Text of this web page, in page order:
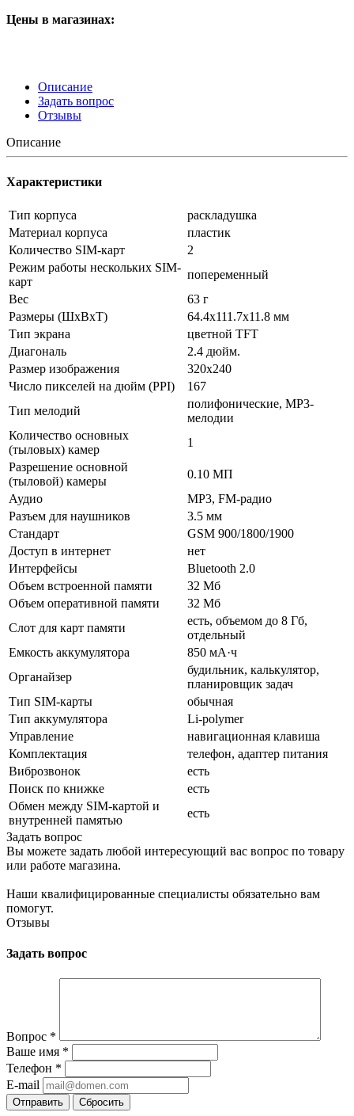
Цены в магазинах:
Описание
Задать вопрос
Отзывы
Описание
Характеристики
Тип корпуса
раскладушка
Материал корпуса
пластик
Количество SIM-карт
2
Режим работы нескольких SIM-
карт
попеременный
Вес
63 г
Размеры (ШxВxТ)
64.4x111.7x11.8 мм
Тип экрана
цветной TFT
Диагональ
2.4 дюйм.
Размер изображения
320x240
Число пикселей на дюйм (PPI)
167
Тип мелодий
полифонические, MP3-
мелодии
Количество основных
(тыловых) камер
1
Разрешение основной
(тыловой) камеры
0.10 МП
Аудио
MP3, FM-радио
Разъем для наушников
3.5 мм
Стандарт
GSM 900/1800/1900
Доступ в интернет
нет
Интерфейсы
Bluetooth 2.0
Объем встроенной памяти
32 Мб
Объем оперативной памяти
32 Мб
Слот для карт памяти
есть, объемом до 8 Гб,
отдельный
Емкость аккумулятора
850 мА·ч
Органайзер
будильник, калькулятор,
планировщик задач
Тип SIM-карты
обычная
Тип аккумулятора
Li-polymer
Управление
навигационная клавиша
Комплектация
телефон, адаптер питания
Виброзвонок
есть
Поиск по книжке
есть
Обмен между SIM-картой и
внутренней памятью
есть
Задать вопрос
Вы можете задать любой интересующий вас вопрос по товару
или работе магазина.
Наши квалифицированные специалисты обязательно вам
помогут.
Отзывы
Задать вопрос
Вопрос *
Ваше имя *
Телефон *
E-mail
Сбросить